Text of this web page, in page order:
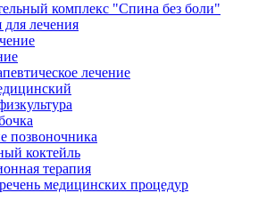
комплекс "Спина без боли"
для лечения
лечение
позвоночника
коктейль
терапия
медицинских процедур